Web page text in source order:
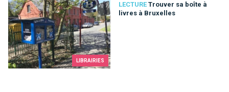
LIBRAIRIES
LECTURE Trouver sa boîte à
livres à Bruxelles
Trouver sa boîte à livres à Bruxelles